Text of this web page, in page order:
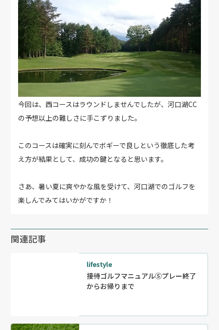
今回は、西コースはラウンドしませんでしたが、河口湖CC
の予想以上の難しさに手こずりました。
このコースは確実に刻んでボギーで良しという徹底した考
え方が結果として、成功の鍵となると思います。
さあ、暑い夏に爽やかな風を受けて、河口湖でのゴルフを
楽しんでみてはいかがですか！
関連記事
lifestyle
接待ゴルフマニュアル⑤プレー終了
からお帰りまで